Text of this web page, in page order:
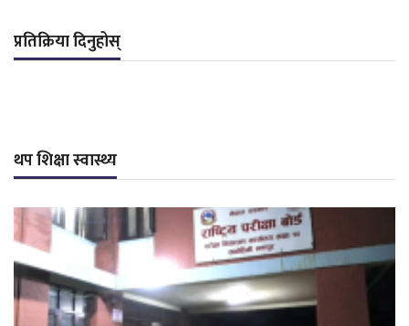
प्रतिक्रिया दिनुहोस्
थप शिक्षा स्वास्थ्य